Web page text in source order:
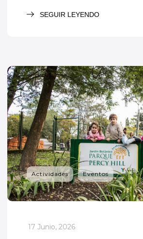
SEGUIR LEYENDO
Actividades Eventos
_
17 Junio, 2026